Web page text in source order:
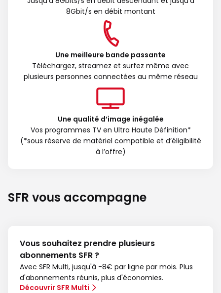
8Gbit/s en débit montant
Une meilleure bande passante
Téléchargez, streamez et surfez même avec
plusieurs personnes connectées au même réseau
Une qualité d’image inégalée
Vos programmes TV en Ultra Haute Définition*
(*sous réserve de matériel compatible et d’éligibilité
à l’offre)
SFR vous accompagne
Vous souhaitez prendre plusieurs
abonnements SFR ?
Avec SFR Multi, jusqu'à -8€ par ligne par mois. Plus
d'abonnements réunis, plus d'économies.
Découvrir SFR Multi